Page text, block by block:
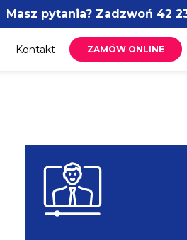
Masz pytania? Zadzwoń 42
Kontakt ZAMÓW ONLINE